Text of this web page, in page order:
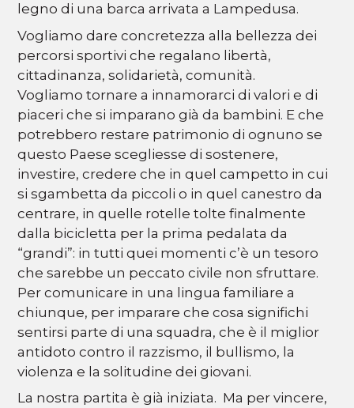
legno di una barca arrivata a Lampedusa.
Vogliamo dare concretezza alla bellezza dei
percorsi sportivi che regalano libertà,
cittadinanza, solidarietà, comunità.
Vogliamo tornare a innamorarci di valori e di
piaceri che si imparano già da bambini. E che
potrebbero restare patrimonio di ognuno se
questo Paese scegliesse di sostenere,
investire, credere che in quel campetto in cui
si sgambetta da piccoli o in quel canestro da
centrare, in quelle rotelle tolte finalmente
dalla bicicletta per la prima pedalata da
“grandi”: in tutti quei momenti c’è un tesoro
che sarebbe un peccato civile non sfruttare.
Per comunicare in una lingua familiare a
chiunque, per imparare che cosa significhi
sentirsi parte di una squadra, che è il miglior
antidoto contro il razzismo, il bullismo, la
violenza e la solitudine dei giovani.
La nostra partita è già iniziata. Ma per vincere,